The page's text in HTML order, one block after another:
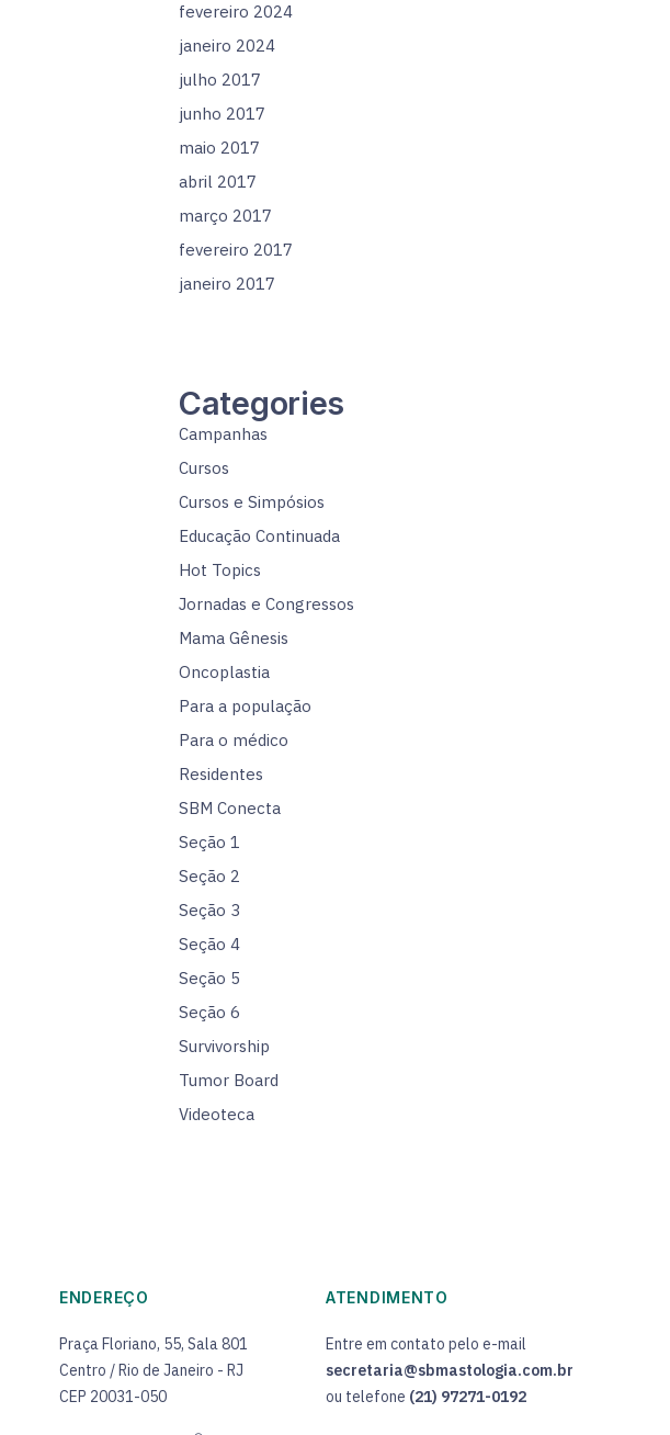
fevereiro 2024
janeiro 2024
julho 2017
junho 2017
maio 2017
abril 2017
março 2017
fevereiro 2017
janeiro 2017
Categories
Campanhas
Cursos
Cursos e Simpósios
Educação Continuada
Hot Topics
Jornadas e Congressos
Mama Gênesis
Oncoplastia
Para a população
Para o médico
Residentes
SBM Conecta
Seção 1
Seção 2
Seção 3
Seção 4
Seção 5
Seção 6
Survivorship
Tumor Board
Videoteca
ENDEREÇO
Praça Floriano, 55, Sala 801
Centro / Rio de Janeiro - RJ
CEP 20031-050
ATENDIMENTO
Entre em contato pelo e-mail
secretaria@sbmastologia.com.br
ou telefone (21) 97271-0192